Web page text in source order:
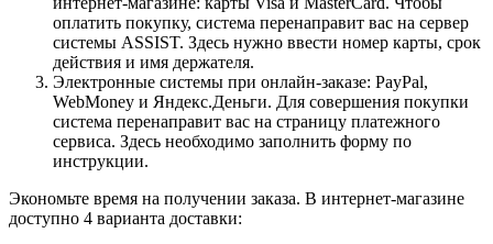
оплатить покупку, система перенаправит вас на сервер
системы ASSIST. Здесь нужно ввести номер карты, срок
действия и имя держателя.
Электронные системы при онлайн-заказе: PayPal,
WebMoney и Яндекс.Деньги. Для совершения покупки
система перенаправит вас на страницу платежного
сервиса. Здесь необходимо заполнить форму по
инструкции.
Экономьте время на получении заказа. В интернет-магазине
доступно 4 варианта доставки: